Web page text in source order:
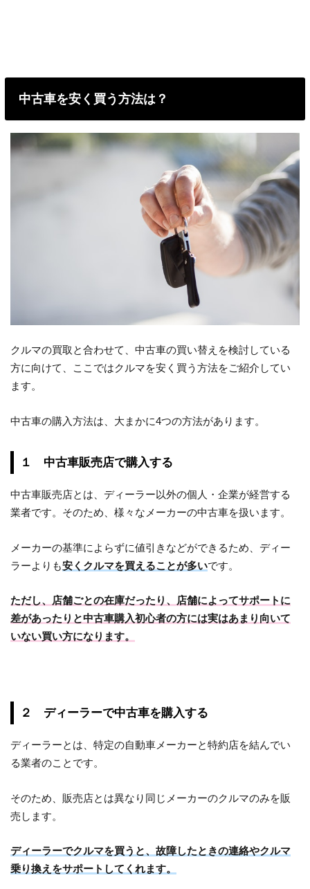
中古車を安く買う方法は？
クルマの買取と合わせて、中古車の買い替えを検討している
方に向けて、ここではクルマを安く買う方法をご紹介してい
ます。
中古車の購入方法は、大まかに4つの方法があります。
１ 中古車販売店で購入する
中古車販売店とは、ディーラー以外の個人・企業が経営する
業者です。そのため、様々なメーカーの中古車を扱います。
メーカーの基準によらずに値引きなどができるため、ディー
ラーよりも安くクルマを買えることが多いです。
ただし、店舗ごとの在庫だったり、店舗によってサポートに
差があったりと中古車購入初心者の方には実はあまり向いて
いない買い方になります。
２ ディーラーで中古車を購入する
ディーラーとは、特定の自動車メーカーと特約店を結んでい
る業者のことです。
そのため、販売店とは異なり同じメーカーのクルマのみを販
売します。
ディーラーでクルマを買うと、故障したときの連絡やクルマ
乗り換えをサポートしてくれます。